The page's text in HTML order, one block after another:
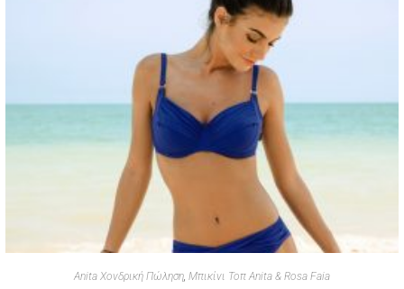
Anita Χονδρική Πώληση Μπικίνι Τοπ Anita & Rosa Faia